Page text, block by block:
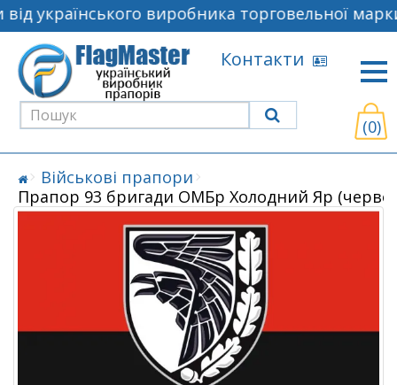
українського виробника торговельної
Контакти
(0)
Військові прапори
Прапор 93 бригади ОМБр Холодний Яр